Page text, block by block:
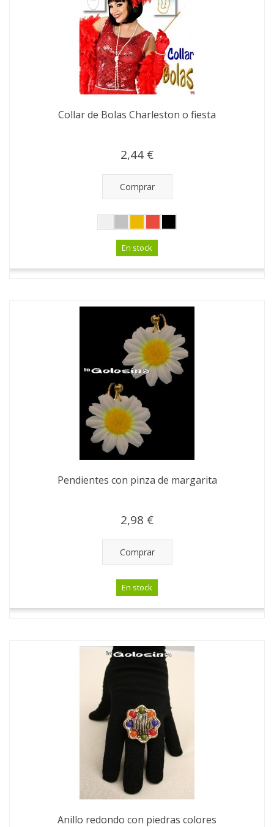
Collar de Bolas Charleston o fiesta
2,44 €
Comprar
En stock
Pendientes con pinza de margarita
2,98 €
Comprar
En stock
Anillo redondo con piedras colores